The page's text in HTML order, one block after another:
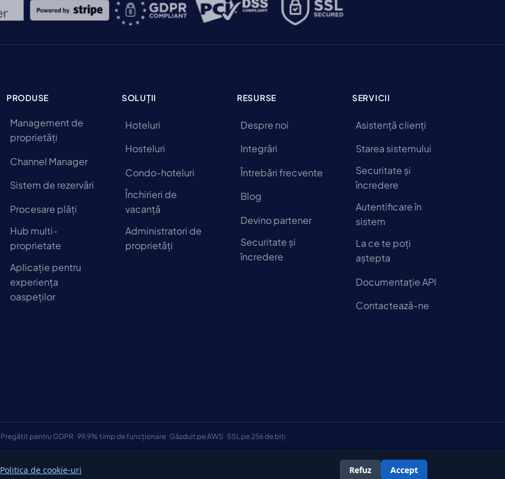
PRODUSE
Management de
proprietăți
Channel Manager
Sistem de rezervări
Procesare plăți
Hub multi-
proprietate
Aplicație pentru
experiența
oaspeților
SOLUȚII
Hoteluri
Hosteluri
Condo-hoteluri
Închirieri de
vacanță
Administratori de
proprietăți
RESURSE
Despre noi
Integrări
Întrebări frecvente
Blog
Devino partener
Securitate și
încredere
SERVICII
Asistență clienți
Starea sistemului
Securitate și
încredere
Autentificare în
sistem
La ce te poți
aștepta
Documentație API
Contactează-ne
Pregătit pentru GDPR 99,9% timp de funcționare Găzduit pe AWS SSL pe 256 de biți
Politica de confidențialitatePolitica privind cookie-urile
Politica de cookie-uri Refuz Accept